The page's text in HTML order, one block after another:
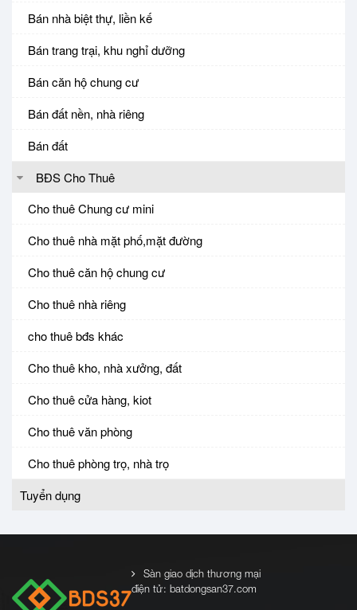
Bán nhà biệt thự, liền kế
Bán trang trại, khu nghỉ dưỡng
Bán căn hộ chung cư
Bán đất nền, nhà riêng
Bán đất
BĐS Cho Thuê
Cho thuê Chung cư mini
Cho thuê nhà mặt phố,mặt đường
Cho thuê căn hộ chung cư
Cho thuê nhà riêng
cho thuê bđs khác
Cho thuê kho, nhà xưởng, đất
Cho thuê cửa hàng, kiot
Cho thuê văn phòng
Cho thuê phòng trọ, nhà trọ
Tuyển dụng
Sàn giao dịch thương mại
điện tử: batdongsan37.com